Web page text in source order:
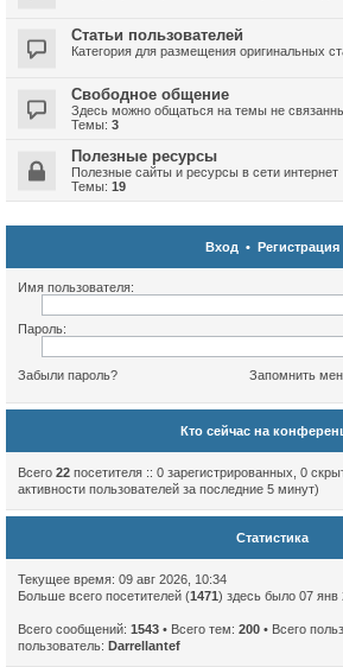
Статьи пользователей
Категория для размещения оригинальных
Свободное общение
Здесь можно общаться на темы не
Темы: 3
Полезные ресурсы
Полезные сайты и ресурсы в сети интернет
Темы: 19
Вход • Регистрация
Имя пользователя:
Пароль:
Забыли пароль? Запомнить
Кто сейчас на
Всего 22 посетителя :: 0 зарегистрированных, 0
активности пользователей за последние 5 минут)
Статистика
Текущее время: 09 авг 2026, 10:34
Больше всего посетителей (1471) здесь было 07 янв
Всего сообщений: 1543 • Всего тем: 200 • Всего
пользователь: Darrellantef